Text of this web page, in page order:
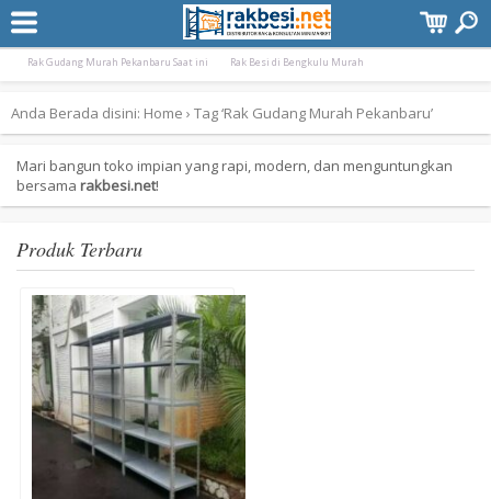
Terpopuler:
Rak Gudang Besi Pekanbaru Murah
Rak Minimarket Pangkal Pinang Bangka Bel
Rak Gudang Murah Pekanbaru Saat ini
Rak Besi di Bengkulu Murah
Anda Berada disini: Home › Tag ‘Rak Gudang Murah Pekanbaru’
Mari bangun toko impian yang rapi, modern, dan menguntungkan
bersama rakbesi.net!
Produk Terbaru